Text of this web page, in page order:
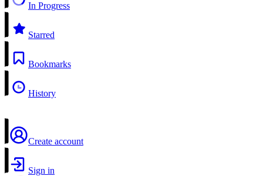
In Progress
Starred
Bookmarks
History
Create account
Sign in